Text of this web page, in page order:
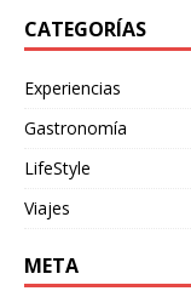
CATEGORÍAS
Experiencias
Gastronomía
LifeStyle
Viajes
META